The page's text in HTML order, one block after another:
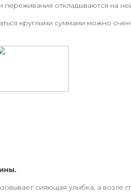
переживания откладываются на
круглыми суммами можно
сияющая улыбка, а возле